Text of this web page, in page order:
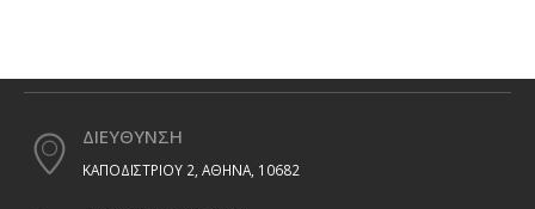
ΔΙΕΥΘΥΝΣΗ
ΚΑΠΟΔΙΣΤΡΙΟΥ 2, ΑΘΗΝΑ, 10682